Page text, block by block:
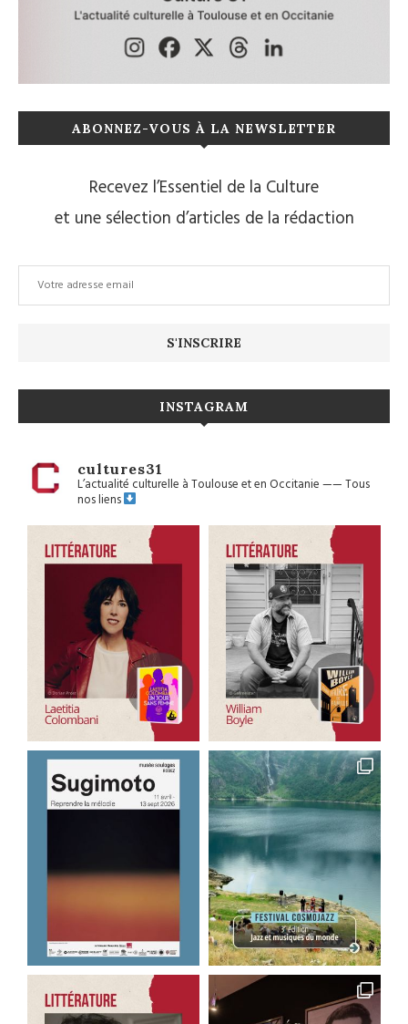
ABONNEZ-VOUS À LA NEWSLETTER
Recevez l’Essentiel de la Culture
et une sélection d’articles de la rédaction
INSTAGRAM
cultures31
L’actualité culturelle à Toulouse et en Occitanie——Tous
nos liens